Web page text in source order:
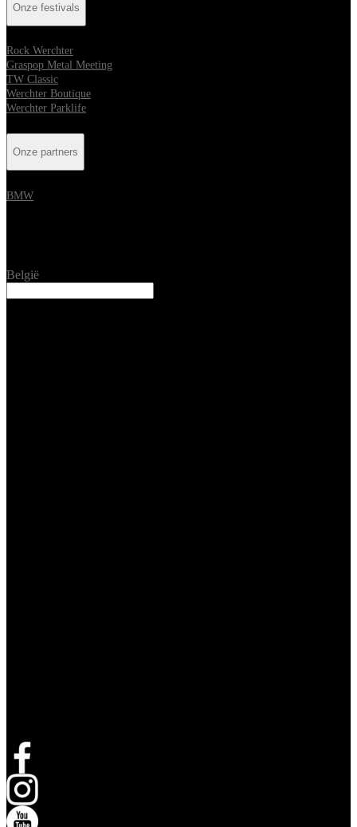
Onze festivals
Rock Werchter
Graspop Metal Meeting
TW Classic
Werchter Boutique
Werchter Parklife
Onze partners
BMW
België
opent in een nieuw tabblad
opent in een nieuw tabblad
opent in een nieuw tabblad